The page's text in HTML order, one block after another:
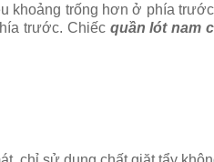
khoảng trống hơn ở phía
trước. Chiếc quần lót nam